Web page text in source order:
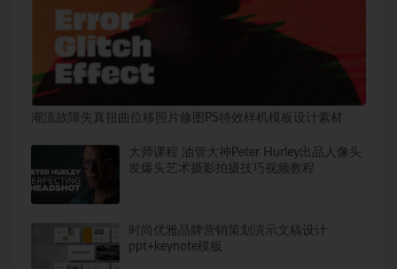
潮流故障失真扭曲位移照片修图PS特效样机模板设计素材
大师课程 油管大神Peter Hurley出品人像头
发爆头艺术摄影拍摄技巧视频教程
时尚优雅品牌营销策划演示文稿设计
ppt+keynote模板